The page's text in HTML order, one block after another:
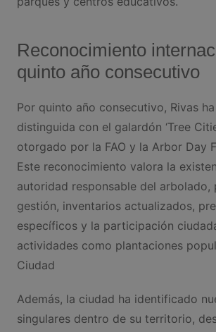
Reconocimiento
quinto año consecutivo​
Por quinto año consecutivo, Rivas
distinguida con el galardón ‘Tree
otorgado por la FAO y la Arbor Day
Este reconocimiento valora la
autoridad responsable del arbolado,
gestión, inventarios actualizados,
específicos y la participación
actividades como plantaciones
Ciudad
Además, la ciudad ha identificado
singulares dentro de su territorio,